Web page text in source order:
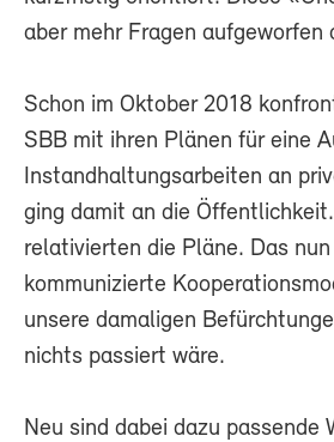
aber mehr Fragen
Schon im Oktober 2018
SBB mit ihren Plänen für eine
Instandhaltungsarbeiten an
ging damit an die
relativierten die Pläne. Das
kommunizierte
unsere damaligen
nichts passiert wäre.
Neu sind dabei dazu passende